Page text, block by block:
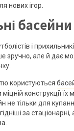
нових ігор.
і
зручно, але й дає
користуються
міцній конструкції
не тільки для
за